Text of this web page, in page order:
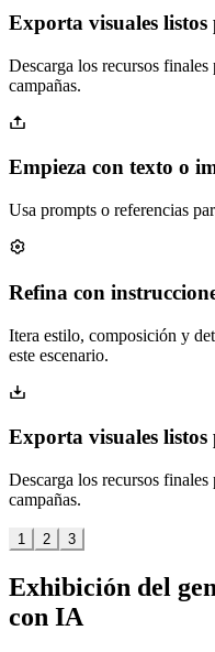
Exporta visuales
Descarga los recursos
campañas.
Empieza con texto o
Usa prompts o referencias
Refina con
Itera estilo, composición y
este escenario.
Exporta visuales
Descarga los recursos
campañas.
1 2 3
Exhibición del
con IA